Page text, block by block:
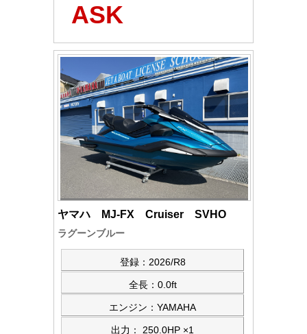
ASK
ヤマハ MJ-FX Cruiser SVHO
ラグーンブルー
登録：2026/R8
全長：0.0ft
エンジン：YAMAHA
出力： 250.0HP ×1